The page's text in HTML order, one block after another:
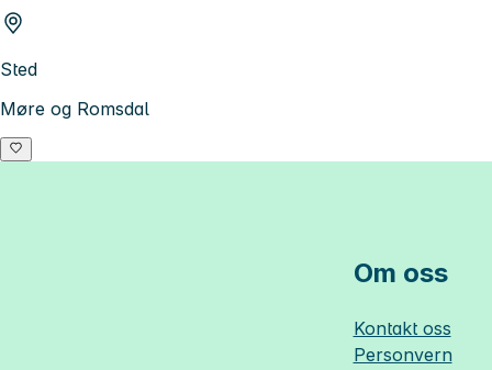
Sted
Møre og Romsdal
Om oss
Kontakt oss
Personvern